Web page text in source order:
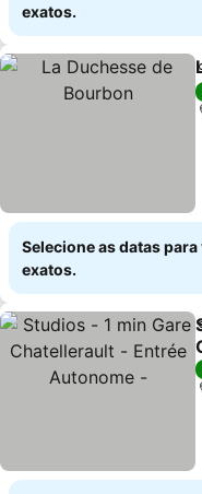
exatos.
Selecione as datas
exatos.